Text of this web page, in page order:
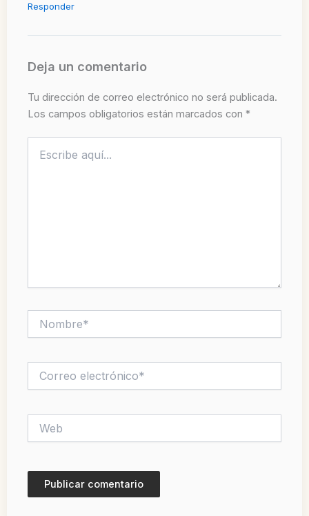
Responder
Deja un comentario
Tu dirección de correo electrónico no será publicada.
Los campos obligatorios están marcados con *
aquí...
electrónico*